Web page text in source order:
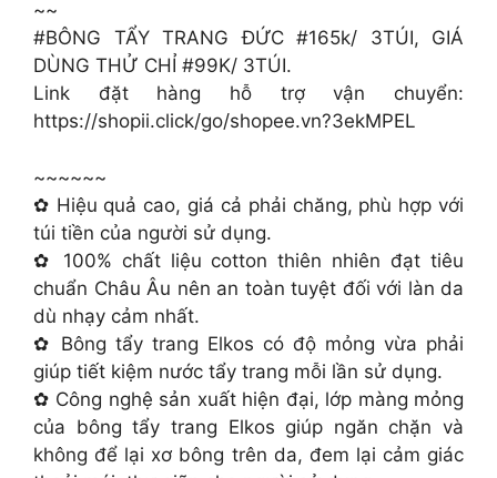
~~
#BÔNG TẨY TRANG ĐỨC #165k/ 3TÚI, GIÁ
DÙNG THỬ CHỈ #99K/ 3TÚI.
Link đặt hàng hỗ trợ vận chuyển:
https://shopii.click/go/shopee.vn?3ekMPEL
~~~~~~
✿ Hiệu quả cao, giá cả phải chăng, phù hợp với
túi tiền của người sử dụng.
✿ 100% chất liệu cotton thiên nhiên đạt tiêu
chuẩn Châu Âu nên an toàn tuyệt đối với làn da
dù nhạy cảm nhất.
✿ Bông tẩy trang Elkos có độ mỏng vừa phải
giúp tiết kiệm nước tẩy trang mỗi lần sử dụng.
✿ Công nghệ sản xuất hiện đại, lớp màng mỏng
của bông tẩy trang Elkos giúp ngăn chặn và
không để lại xơ bông trên da, đem lại cảm giác